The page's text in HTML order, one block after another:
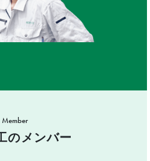
Member
のメンバー